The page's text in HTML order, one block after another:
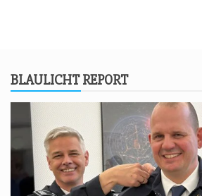
BLAU­LICHT REPORT